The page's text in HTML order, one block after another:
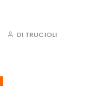
DI TRUCIOLI